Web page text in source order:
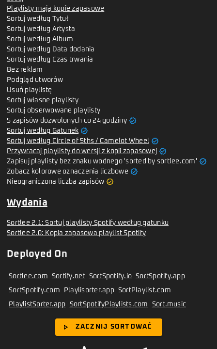
Playlisty mają kopie zapasowe
Sortuj według Tytuł
Sortuj według Artysta
Sortuj według Album
Sortuj według Data dodania
Sortuj według Czas trwania
Bez reklam
Podgląd utworów
Usuń playlistę
Sortuj własne playlisty
Sortuj obserwowane playlisty
5 zapisów dozwolonych co 24 godziny verified
Sortuj według Gatunek verified
Sortuj według Circle of 5ths / Camelot Wheel verified
Przywracaj playlisty do wersji z kopii zapasowej verified
Zapisuj playlisty bez znaku wodnego 'sorted by sortlee.com' verified
Zobacz kolorowe oznaczenia liczbowe verified
Nieograniczona liczba zapisów verified
Wydania
Sortlee 2.1: Sortuj playlisty Spotify według gatunku
Sortlee 2.0: Kopia zapasowa playlist Spotify
Deployed On
Sortlee.com Sortify.net SortSpotify.io SortSpotify.app
SortSpotify.com Playlisorter.app SortPlaylist.com
PlaylistSorter.app SortSpotifyPlaylists.com Sort.music
play_arrow ZACZNIJ SORTOWAĆ